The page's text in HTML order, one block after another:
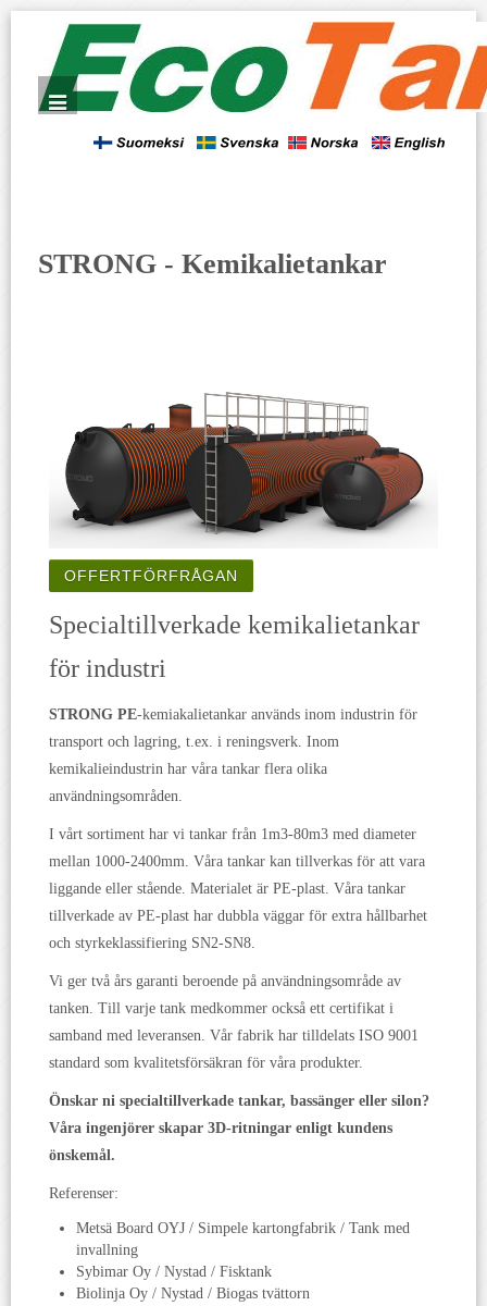
STRONG - Kemikalietankar
OFFERTFÖRFRÅGAN
Specialtillverkade kemikalietankar
för industri
STRONG PE-kemiakalietankar används inom industrin för
transport och lagring, t.ex. i reningsverk. Inom
kemikalieindustrin har våra tankar flera olika
användningsområden.
I vårt sortiment har vi tankar från 1m3-80m3 med diameter
mellan 1000-2400mm. Våra tankar kan tillverkas för att vara
liggande eller stående. Materialet är PE-plast. Våra tankar
tillverkade av PE-plast har dubbla väggar för extra hållbarhet
och styrkeklassifiering SN2-SN8.
Vi ger två års garanti beroende på användningsområde av
tanken. Till varje tank medkommer också ett certifikat i
samband med leveransen. Vår fabrik har tilldelats ISO 9001
standard som kvalitetsförsäkran för våra produkter.
Önskar ni specialtillverkade tankar, bassänger eller silon?
Våra ingenjörer skapar 3D-ritningar enligt kundens
önskemål.
Referenser:
Metsä Board OYJ / Simpele kartongfabrik / Tank med
invallning
Sybimar Oy / Nystad / Fisktank
Biolinja Oy / Nystad / Biogas tvättorn